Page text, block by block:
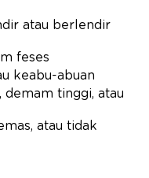
atau berlendir
feses
keabu-abuan
demam tinggi, atau
atau tidak